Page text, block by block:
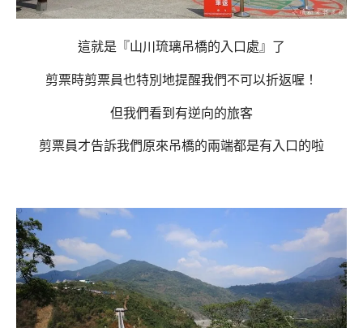
這就是『山川琉璃吊橋的入口處』了
剪票時剪票員也特別地提醒我們不可以折返喔！
但我們看到有逆向的旅客
剪票員才告訴我們原來吊橋的兩端都是有入口的啦